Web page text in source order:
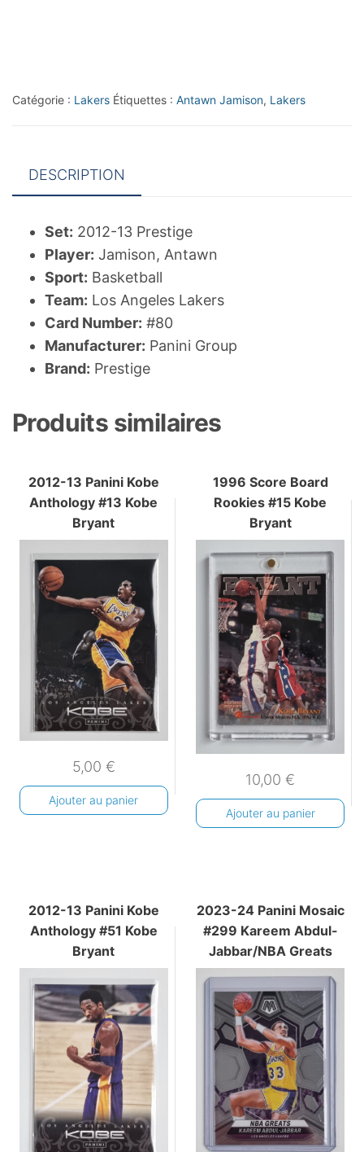
Catégorie : Lakers Étiquettes : Antawn Jamison, Lakers
DESCRIPTION
Set: 2012-13 Prestige
Player: Jamison, Antawn
Sport: Basketball
Team: Los Angeles Lakers
Card Number: #80
Manufacturer: Panini Group
Brand: Prestige
Produits similaires
2012-13 Panini Kobe
Anthology #13 Kobe
Bryant
5,00 €
Ajouter au panier
1996 Score Board
Rookies #15 Kobe
Bryant
10,00€
Ajouter au panier
2012-13 Panini Kobe
Anthology #51 Kobe
Bryant
2023-24 Panini Mosaic
#299 Kareem Abdul-
Jabbar/NBA Greats